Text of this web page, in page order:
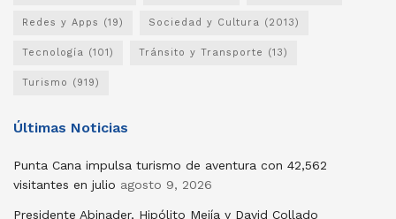
Redes y Apps (19) Sociedad y Cultura (2013)
Tecnología (101) Tránsito y Transporte (13)
Turismo (919)
Últimas Noticias
Punta Cana impulsa turismo de aventura con 42,562
visitantes en julio agosto 9, 2026
Presidente Abinader, Hipólito Mejía y David Collado